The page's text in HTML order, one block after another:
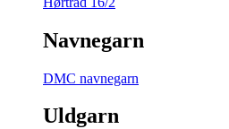
Navnegarn
DMC navnegarn
Uldgarn